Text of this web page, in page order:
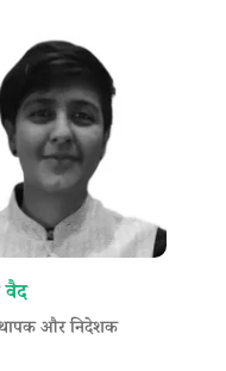
वैद
और निदेशक